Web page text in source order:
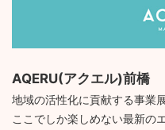
AQERU(アクエル)前橋
地域の活性化に貢献する事業展
ここでしか楽しめない最新の